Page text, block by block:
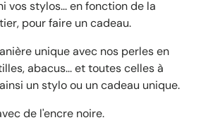
vos stylos... en fonction de la
pour faire un cadeau.
unique avec nos perles en
abacus... et toutes celles à
un stylo ou un cadeau unique.
de l'encre noire.